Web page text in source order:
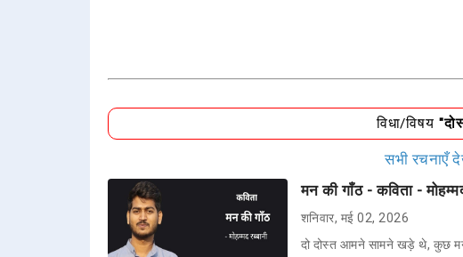
विधा/विषय
सभी रचनाएँ
मन की गाँठ - कविता -
शनिवार, मई 02, 2026
दो दोस्त आमने सामने खड़े थे, कुछ